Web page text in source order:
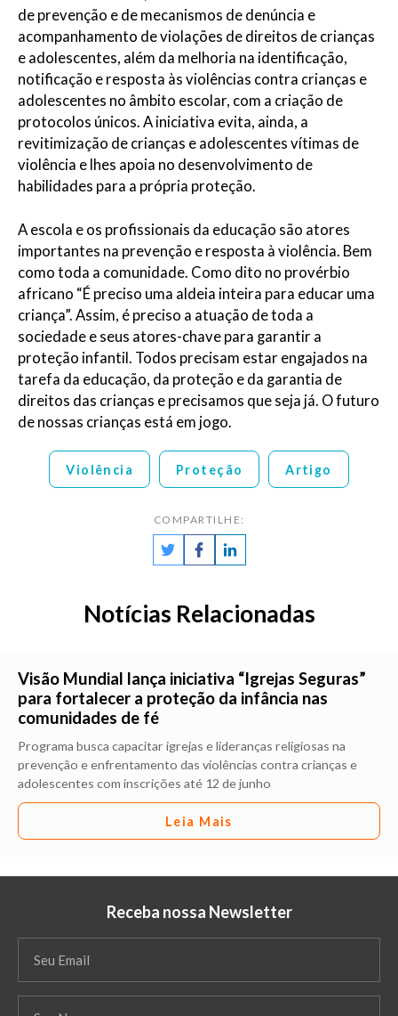
de prevenção e de mecanismos de denúncia e
acompanhamento de violações de direitos de crianças
e adolescentes, além da melhoria na identificação,
notificação e resposta às violências contra crianças e
adolescentes no âmbito escolar, com a criação de
protocolos únicos. A iniciativa evita, ainda, a
revitimização de crianças e adolescentes vítimas de
violência e lhes apoia no desenvolvimento de
habilidades para a própria proteção.
A escola e os profissionais da educação são atores
importantes na prevenção e resposta à violência. Bem
como toda a comunidade. Como dito no provérbio
africano “É preciso uma aldeia inteira para educar uma
criança”. Assim, é preciso a atuação de toda a
sociedade e seus atores-chave para garantir a
proteção infantil. Todos precisam estar engajados na
tarefa da educação, da proteção e da garantia de
direitos das crianças e precisamos que seja já. O futuro
de nossas crianças está em jogo.
Violência Proteção Artigo
COMPARTILHE:
Notícias Relacionadas
Visão Mundial lança iniciativa “Igrejas Seguras”
para fortalecer a proteção da infância nas
comunidades de fé
Programa busca capacitar igrejas e lideranças religiosas na
prevenção e enfrentamento das violências contra crianças e
adolescentes com inscrições até 12 de junho
Leia Mais
Receba nossa Newsletter